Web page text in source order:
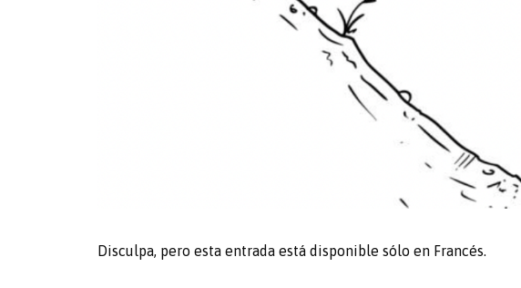
Disculpa, pero esta entrada está disponible sólo en Francés.